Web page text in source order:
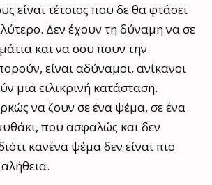
είναι τέτοιος που δε θα φτάσει
Δεν έχουν τη δύναμη να σε
και να σου πουν την
είναι αδύναμοι, ανίκανοι
μια ειλικρινή κατάσταση.
να ζουν σε ένα ψέμα, σε ένα
που ασφαλώς και δεν
κανένα ψέμα δεν είναι πιο